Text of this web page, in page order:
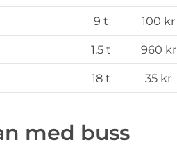
9 t 100 kr
1,5 t 960 kr
18 t 35 kr
med buss